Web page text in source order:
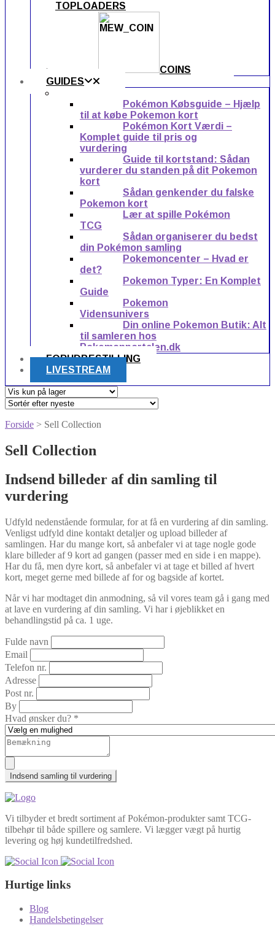
TOPLOADERS
COINS
GUIDES
Pokémon Købsguide – Hjælp
til at købe Pokemon kort
Pokémon Kort Værdi –
Komplet guide til pris og
vurdering
Guide til kortstand: Sådan
vurderer du standen på dit Pokemon
kort
Sådan genkender du falske
Pokemon kort
Lær at spille Pokémon
TCG
Sådan organiserer du bedst
din Pokémon samling
Pokemoncenter – Hvad er
det?
Pokemon Typer: En Komplet
Guide
Pokemon
Vidensunivers
Din online Pokemon Butik: Alt
til samleren hos
Pokemonportalen.dk
FORUDBESTILLING
LIVESTREAM
Forside > Sell Collection
Sell Collection
Indsend billeder af din samling til
vurdering
Udfyld nedenstående formular, for at få en vurdering af din samling.
Venligst udfyld dine kontakt detaljer og upload billeder af
samlingen. Har du mange kort, så anbefaler vi at tage nogle gode
klare billeder af 9 kort ad gangen (passer med en side i en mappe).
Har du få, men dyre kort, så anbefaler vi at tage et billed af hvert
kort, meget gerne med billede af for og bagside af kortet.
Når vi har modtaget din anmodning, så vil vores team gå i gang med
at lave en vurdering af din samling. Vi har i øjeblikket en
behandlingstid på ca. 1 uge.
Fulde navn
Email
Telefon nr.
Adresse
Post nr.
By
Hvad ønsker du? *
Indsend samling til vurdering
Vi tilbyder et bredt sortiment af Pokémon-produkter samt TCG-
tilbehør til både spillere og samlere. Vi lægger vægt på hurtig
levering og høj kundetilfredshed.
Hurtige links
Blog
Handelsbetingelser